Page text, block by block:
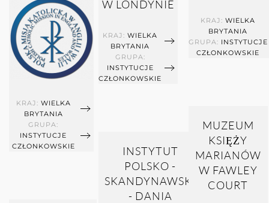
KRAJ: WIELKA
BRYTANIA
GRUPA:
INSTYTUCJE
CZŁONKOWSKIE
KRAJ:WIELKA
BRYTANIA
GRUPA:
INSTYTUCJE
CZŁONKOWSKIE
INSTYTUT
POLSKO -
SKANDYNAWSKI
- DANIA
KRAJ:WIELKA
BRYTANIA
GRUPA: INSTYTUCJE
CZŁONKOWSKIE
MUZEUM
KSIĘŻY
MARIANÓW
W FAWLEY
COURT